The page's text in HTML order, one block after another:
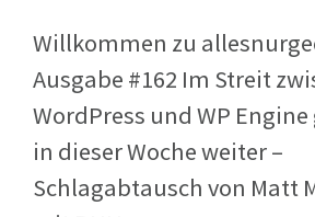
Willkommen zu
Ausgabe #162 Im Streit
WordPress und WP
in dieser Woche weiter –
Schlagabtausch von Matt